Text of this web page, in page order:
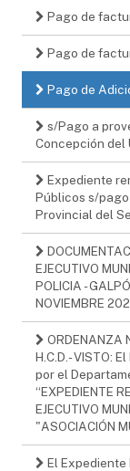
Pago de
Pago de
Pago de
s/Pago a
Concepción del
Expediente
Públicos s/
Provincial del
EJECUTIVO
POLICIA -
NOVIEMBRE
ORDENANZA
H.C.D.- VISTO:
por el
“EXPEDIENTE
EJECUTIVO
"ASOCIACIÓN
El Expediente